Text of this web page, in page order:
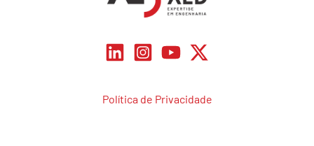
Política de Privacidade